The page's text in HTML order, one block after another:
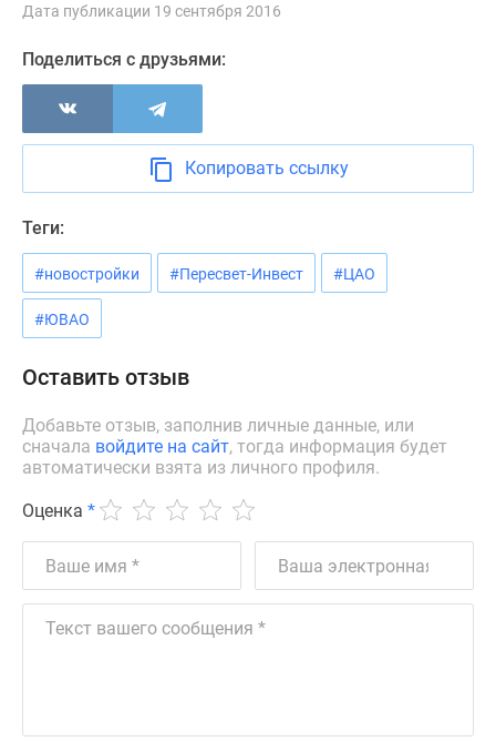
Медиа
Новости
недвижимости
Мнение
эксперта
Экспертиза
новостроек
Эксперты
авторы
Контакты
Реклама
сайте
места
Апартаменты
ИТ-
Дата публикации 19 сентября 2016
Поделиться с друзьями:
Копировать ссылку
Теги:
#новостройки #Пересвет-Инвест #ЦАО
#ЮВАО
Оставить отзыв
Добавьте отзыв, заполнив личные данные, или
сначала войдите на сайт, тогда информация будет
автоматически взята из личного профиля.
Оценка *